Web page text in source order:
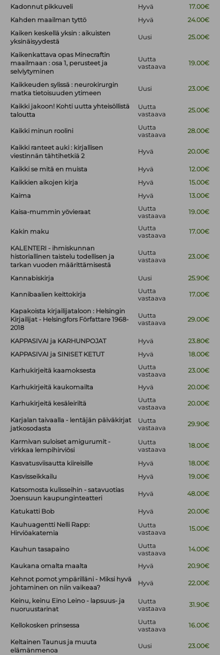
Kadonnut pikkuveli Hyvä
17.00€
Kahden maailman tyttö
Hyvä
24.00€
Kaiken keskellä yksin : aikuisten
yksinäisyydestä
Uusi 25.00€
Kaikenkattava opas Minecraftin
maailmaan : osa 1, perusteet ja
selviytyminen
Uutta
vastaava
19.00€
Kaikkeuden sylissä : neurokirurgin
matka tietoisuuden ytimeen
Uusi 23.00€
Kaikki jakoon! Kohti uutta yhteisöllistä
taloutta
Uutta
vastaava
25.00€
Kaikki minun roolini
Uutta
vastaava
28.00€
Kaikki ranteet auki : kirjallisen
viestinnän tähtihetkiä 2
Hyvä 20.00€
Kaikki se mitä en muista Hyvä
12.00€
Kaikkien aikojen kirja
Hyvä
15.00€
Kaima
Hyvä 13.00€
Kaisa-mummin yövieraat
Uutta
vastaava
19.00€
Kakin maku
Uutta
vastaava
17.00€
KALENTERI - ihmiskunnan
historiallinen taistelu todellisen ja
tarkan vuoden määrittämisestä
Uutta
vastaava
23.00€
Kannabiskirja Uusi 25.90€
Kannibaalien keittokirja
Uutta
vastaava
17.00€
Kapakoista kirjailijataloon : Helsingin
Kirjailijat - Helsingfors Författare 1968-
2018
Uutta
vastaava
29.00€
KAPPASIVAI ja KARHUNPOJAT Hyvä
23.80€
KAPPASIVAI ja SINISET KETUT
Hyvä 18.00€
Karhukirjeitä kaamoksesta
Uutta
vastaava
23.00€
Karhukirjeitä kaukomailta Hyvä 20.00€
Karhukirjeitä kesäleiriltä
Uutta
vastaava
20.00€
Karjalan taivaalla - lentäjän päiväkirjat
jatkosodasta
Uutta
vastaava
29.90€
Karmivan suloiset amigurumit -
virkkaa lempihirviösi
Uutta
vastaava
18.00€
Kasvatusviisautta kiireisille Hyvä
18.00€
Kasvisseikkailu
Hyvä
19.00€
Katsomosta kulisseihin - satavuotias
Joensuun kaupunginteatteri
Hyvä 48.00€
Katukatti Bob Hyvä
20.00€
Kauhuagentti Nelli Rapp:
Hirviöakatemia
Uutta
vastaava
15.00€
Kauhun tasapaino
Uutta
vastaava
14.00€
Kaukana omalta maalta Hyvä
20.90€
Kehnot pomot ympärilläni - Miksi hyvä
johtaminen on niin vaikeaa?
Hyvä 22.00€
Keinu, keinu Eino Leino - lapsuus- ja
nuoruustarinat
Uutta
vastaava
31.90€
Kellokosken prinsessa
Uutta
vastaava
16.00€
Keltainen Taunus ja muuta
elämänmenoa
Uusi 23.00€